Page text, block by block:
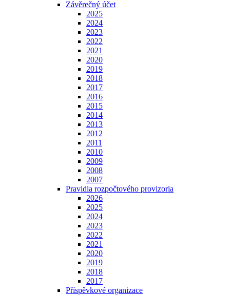
Závěrečný účet
2025
2024
2023
2022
2021
2020
2019
2018
2017
2016
2015
2014
2013
2012
2011
2010
2009
2008
2007
Pravidla rozpočtového provizoria
2026
2025
2024
2023
2022
2021
2020
2019
2018
2017
Příspěvkové organizace